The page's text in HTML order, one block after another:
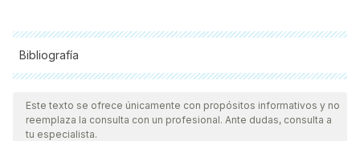
Bibliografía
Todas las fuentes citadas fueron revisadas a profundidad por
nuestro equipo, para asegurar su calidad, confiabilidad,
vigencia y validez.La bibliografía de este artículo fue
Este texto se ofrece únicamente con propósitos informativos y no
reemplaza la consulta con un profesional. Ante dudas, consulta a
tu especialista.